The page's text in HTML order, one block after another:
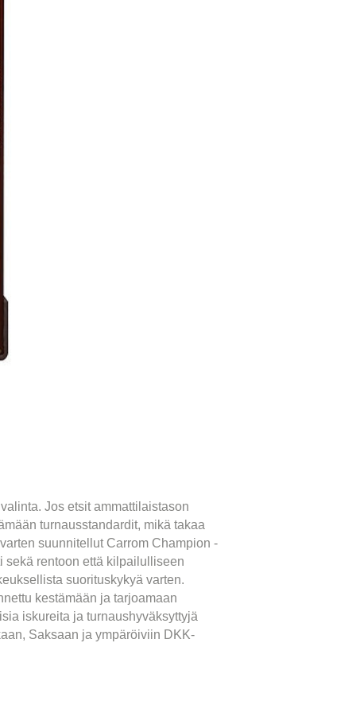
Jos etsit ammattilaistason
turnausstandardit, mikä takaa
suunnitellut Carrom Champion -
sekä rentoon että kilpailulliseen
suorituskykyä varten.
kestämään ja tarjoamaan
​​iskureita ja turnaushyväksyttyjä
Saksaan ja ympäröiviin DKK-